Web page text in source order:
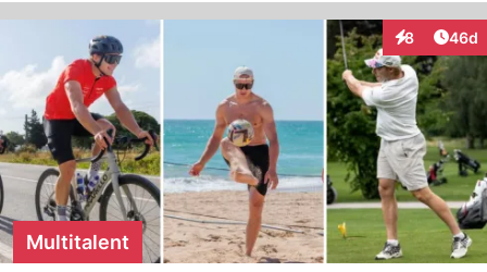
8
Interaktionen
46d
Multitalent